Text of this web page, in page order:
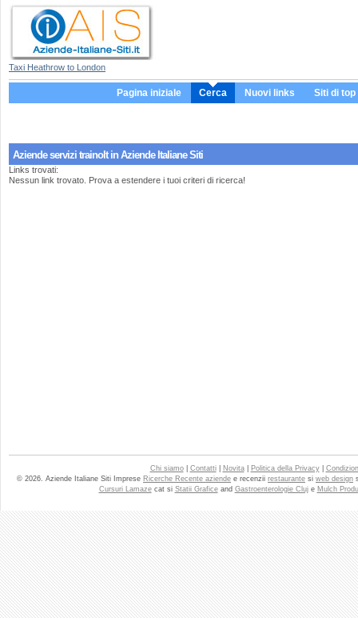
Taxi Heathrow to London
Pagina iniziale Cerca Nuovi links Siti di top
Aziende servizi trainoltin Aziende Italiane Siti
Links trovati:
Nessun link trovato. Prova a estendere i tuoi criteri di ricerca!
Chi siamo| Contatti| Novita| Politica della Privacy|
© 2026. Aziende Italiane Siti Imprese Ricerche Recente aziende e recenzii restaurante si web design
Cursuri Lamazecat si Statii Graficeand Gastroenterologie Cluje Mulch